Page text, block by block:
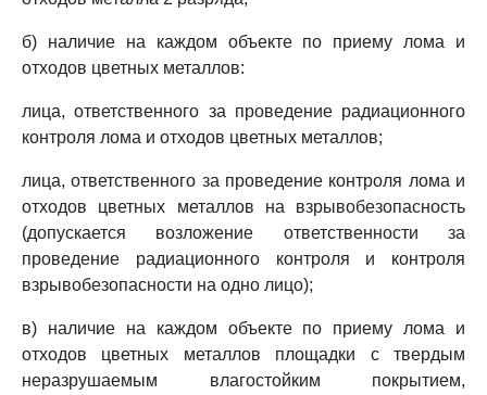
б) наличие на каждом объекте по приему лома и
отходов цветных металлов:
лица, ответственного за проведение радиационного
контроля лома и отходов цветных металлов;
лица, ответственного за проведение контроля лома и
отходов цветных металлов на взрывобезопасность
(допускается возложение ответственности за
проведение радиационного контроля и контроля
взрывобезопасности на одно лицо);
в) наличие на каждом объекте по приему лома и
отходов цветных металлов площадки с твердым
неразрушаемым влагостойким покрытием,